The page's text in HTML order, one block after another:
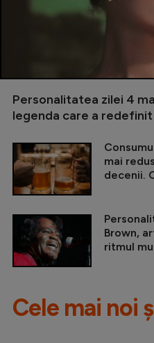
Personalitatea zilei 4
legenda care a
mai
decenii.
Brown,
ritmul
Cele mai noi